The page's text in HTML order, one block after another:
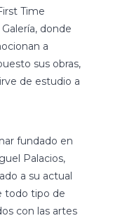
Time
donde
a
sus obras,
de estudio a
fundado en
Palacios,
a su actual
todo tipo de
con las artes